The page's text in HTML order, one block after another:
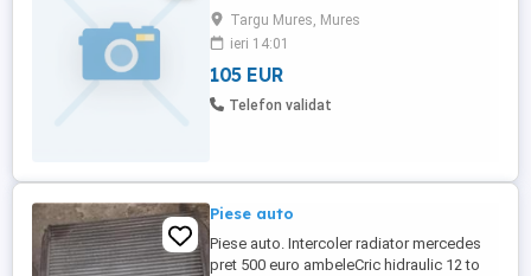
Targu Mures, Mures
ieri 14:01
105 EUR
Telefon validat
Piese auto
Piese auto. Intercoler radiator mercedes
pret 500 euro ambeleCric hidraulic 12 to